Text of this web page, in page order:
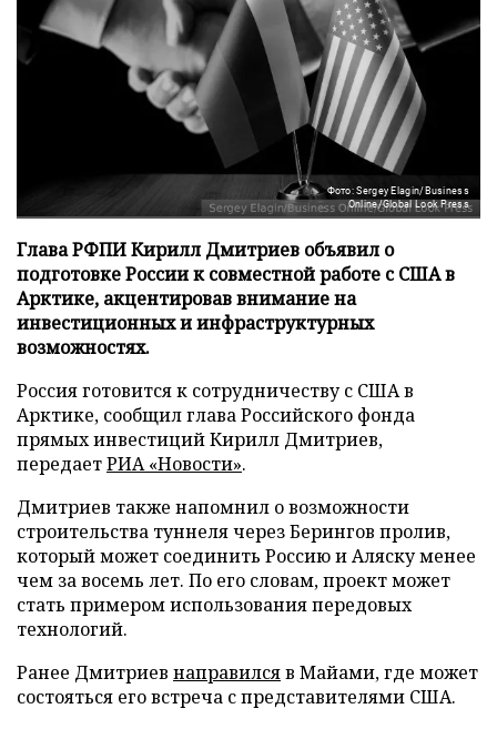
Фото: Sergey Elagin/Business
Online/Global Look Press
Глава РФПИ Кирилл Дмитриев объявил о
подготовке России к совместной работе с США в
Арктике, акцентировав внимание на
инвестиционных и инфраструктурных
возможностях.
Россия готовится к сотрудничеству с США в
Арктике, сообщил глава Российского фонда
прямых инвестиций Кирилл Дмитриев,
передаетРИА «Новости».
Дмитриев также напомнил о возможности
строительства туннеля через Берингов пролив,
который может соединить Россию и Аляску менее
чем за восемь лет. По его словам, проект может
стать примером использования передовых
технологий.
Ранее Дмитриев направилсяв Майами, где может
состояться его встреча с представителями США.